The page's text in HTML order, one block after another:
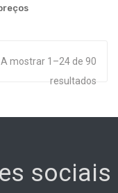
A mostrar 1–24 de 90
resultados
sociais